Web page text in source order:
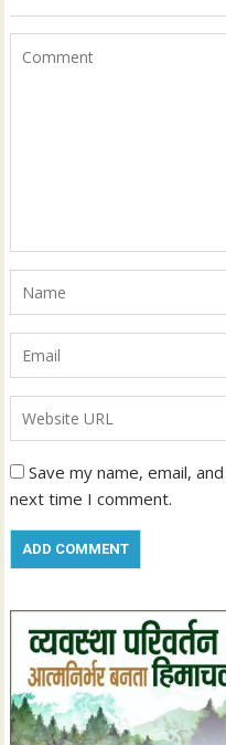
Save my name, email,
next time I comment.